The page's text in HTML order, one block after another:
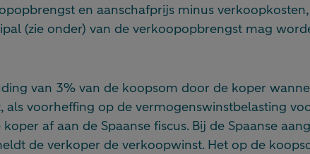
en aanschafprijs minus
(zie onder) van de verkoopopbrengst mag
van 3% van de koopsom door de koper
als voorheffing op de vermogenswinstbelasting
af aan de Spaanse fiscus. Bij de Spaanse
de verkoper de verkoopwinst. Het op de